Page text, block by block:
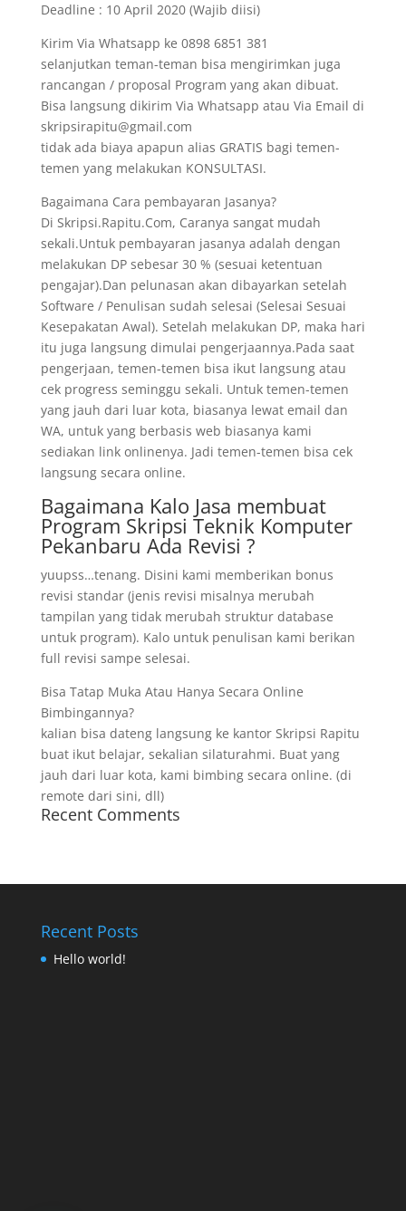
Deadline : 10 April 2020 (Wajib diisi)
Kirim Via Whatsapp ke 0898 6851 381
selanjutkan teman-teman bisa mengirimkan juga
rancangan / proposal Program yang akan dibuat.
Bisa langsung dikirim Via Whatsapp atau Via Email di
skripsirapitu@gmail.com
tidak ada biaya apapun alias GRATIS bagi temen-
temen yang melakukan KONSULTASI.
Bagaimana Cara pembayaran Jasanya?
Di Skripsi.Rapitu.Com, Caranya sangat mudah
sekali.Untuk pembayaran jasanya adalah dengan
melakukan DP sebesar 30 % (sesuai ketentuan
pengajar).Dan pelunasan akan dibayarkan setelah
Software / Penulisan sudah selesai (Selesai Sesuai
Kesepakatan Awal). Setelah melakukan DP, maka hari
itu juga langsung dimulai pengerjaannya.Pada saat
pengerjaan, temen-temen bisa ikut langsung atau
cek progress seminggu sekali. Untuk temen-temen
yang jauh dari luar kota, biasanya lewat email dan
WA, untuk yang berbasis web biasanya kami
sediakan link onlinenya. Jadi temen-temen bisa cek
langsung secara online.
Bagaimana Kalo Jasa membuat
Program Skripsi Teknik Komputer
Pekanbaru Ada Revisi ?
yuupss…tenang. Disini kami memberikan bonus
revisi standar (jenis revisi misalnya merubah
tampilan yang tidak merubah struktur database
untuk program). Kalo untuk penulisan kami berikan
full revisi sampe selesai.
Bisa Tatap Muka Atau Hanya Secara Online
Bimbingannya?
kalian bisa dateng langsung ke kantor Skripsi Rapitu
buat ikut belajar, sekalian silaturahmi. Buat yang
jauh dari luar kota, kami bimbing secara online. (di
remote dari sini, dll)
Recent Comments
Recent Posts
Hello world!